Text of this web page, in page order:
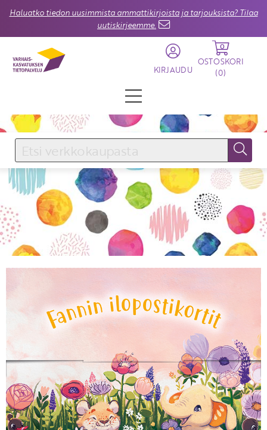
Haluatko tiedon uusimmista ammattikirjoista ja tarjouksista? Tilaa
uutiskirjeemme.
KIRJAUDU
0
OSTOSKORI
(0)
KIRJAUDU SISÄÄN
Käyttäjätunnus
Salasana
Unohtuiko salasana?
Etkö ole vielä Varhaiskasvatuksen Tietopalvelun